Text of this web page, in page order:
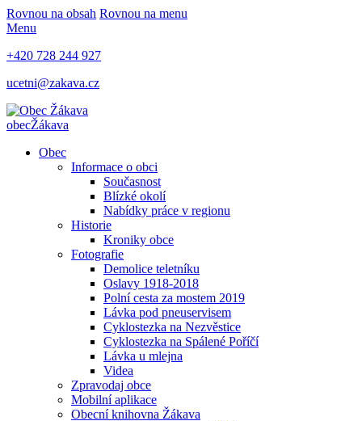
Rovnou na obsah Rovnou na menu
Menu
+420 728 244 927
ucetni@zakava.cz
obecŽákava
Obec
Informace o obci
Současnost
Blízké okolí
Nabídky práce v regionu
Historie
Kroniky obce
Fotografie
Demolice teletníku
Oslavy 1918-2018
Polní cesta za mostem 2019
Lávka pod pneuservisem
Cyklostezka na Nezvěstice
Cyklostezka na Spálené Poříčí
Lávka u mlejna
Videa
Zpravodaj obce
Mobilní aplikace
Obecní knihovna Žákava